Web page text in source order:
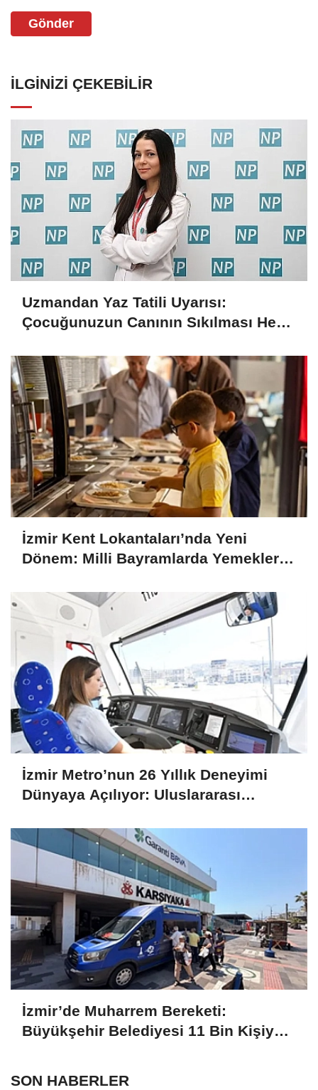
Gönder
İLGINIZI ÇEKEBILIR
Uzmandan Yaz Tatili Uyarısı:
Çocuğunuzun Canının Sıkılması Her
İzmir Kent Lokantaları’nda Yeni
Dönem: Milli Bayramlarda Yemekler
İzmir Metro’nun 26 Yıllık Deneyimi
Dünyaya Açılıyor: Uluslararası
İzmir’de Muharrem Bereketi:
Büyükşehir Belediyesi 11 Bin Kişiye
SON HABERLER